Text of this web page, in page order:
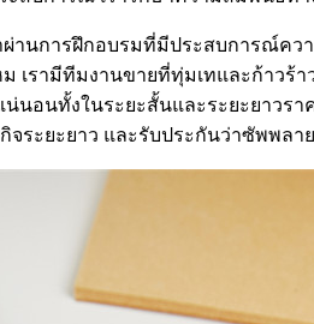
ผ่านการฝึกอบรมที่มีประสบการณ์คว
เรามีทีมงานขายที่ทุ่มเทและก้าวร้า
น่นอนทั้งในระยะสั้นและระยะยาวร
ระยะยาว และรับประกันว่าซัพพลา